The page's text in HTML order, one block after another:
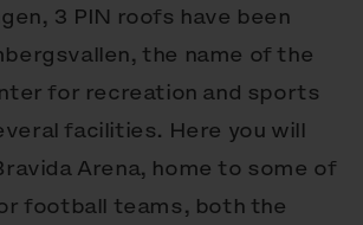
3 PIN roofs have been
the name of the
for recreation and sports
facilities. Here you will
Arena, home to some of
football teams, both the